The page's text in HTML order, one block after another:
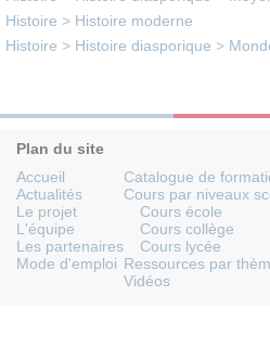
Histoire > Histoire moderne
Histoire > Histoire diasporique >
Plan du site
Accueil
Actualités
Le projet
L'équipe
Les partenaires
Mode d'emploi
Catalogue de
Cours par niveaux
Cours école
Cours collège
Cours lycée
Ressources par
Vidéos